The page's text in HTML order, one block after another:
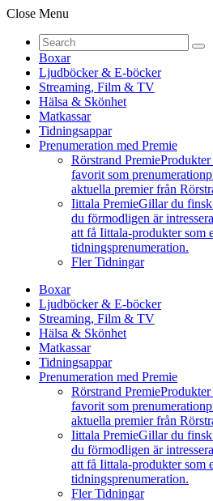
Close Menu
Boxar
Ljudböcker & E-böcker
Streaming, Film & TV
Hälsa & Skönhet
Matkassar
Tidningsappar
Prenumeration med Premie
Rörstrand Premie
favorit som
aktuella premier från
Iittala PremieGillar du finsk
du förmodligen är
att få Iittala-produkter som
tidningsprenumeration.
Fler Tidningar
Boxar
Ljudböcker & E-böcker
Streaming, Film & TV
Hälsa & Skönhet
Matkassar
Tidningsappar
Prenumeration med Premie
Rörstrand Premie
favorit som
aktuella premier från
Iittala PremieGillar du finsk
du förmodligen är
att få Iittala-produkter som
tidningsprenumeration.
Fler Tidningar